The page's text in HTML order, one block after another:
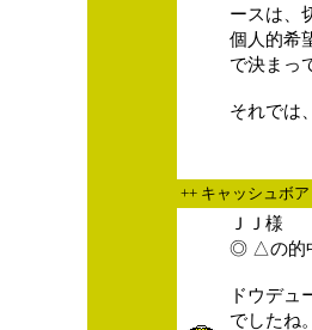
ースは、
個人的希
で決まっ
それでは
++ キャッシュ
ＪＪ様
◎ △の的
ドウデュ
でしたね